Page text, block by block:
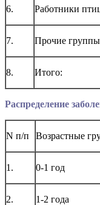
6. Работники
7. Прочие группы
8. Итого:
Распределение
N п/п Возрастные
1. 0-1 год
2. 1-2 года